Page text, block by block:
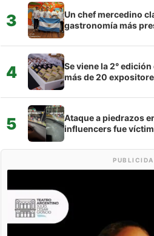
3
Un chef mercedino
gastronomía más
4
Se viene la 2°
más de 20
5
Ataque a piedrazos
influencers fue